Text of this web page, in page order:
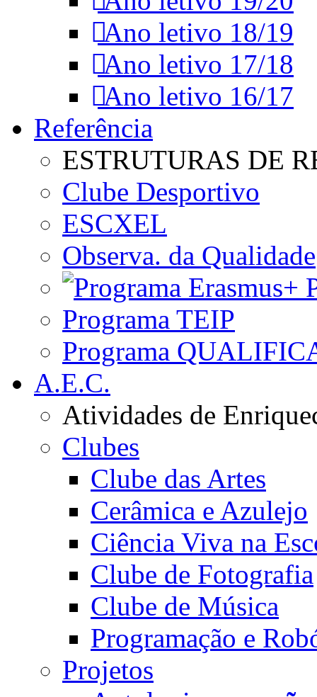
Ano letivo 18/19
Ano letivo 17/18
Ano letivo 16/17
Referência
ESTRUTURAS DE
Clube Desportivo
ESCXEL
Observa. da Qualidade
Programa TEIP
Programa
A.E.C.
Atividades de
Clubes
Clube das Artes
Cerâmica e Azulejo
Ciência Viva na
Clube de Fotografia
Clube de Música
Programação e
Projetos